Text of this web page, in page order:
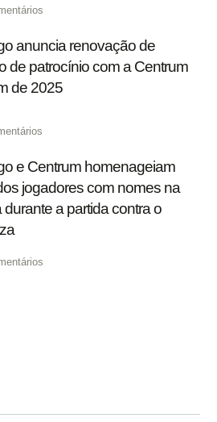
anuncia renovação de
de patrocínio com a Centrum
de 2025
e Centrum homenageiam
jogadores com nomes na
durante a partida contra o